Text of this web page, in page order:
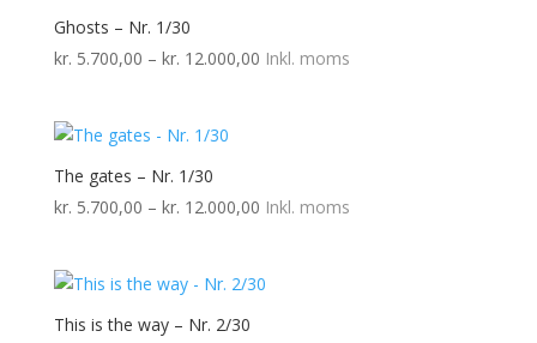
Ghosts – Nr. 1/30
kr. 5.700,00 – kr. 12.000,00Prisinterval:
Inkl. moms
The gates – Nr. 1/30
kr. 5.700,00 – kr. 12.000,00Prisinterval:
kr. 12.000,00
Inkl. moms
This is the way – Nr. 2/30